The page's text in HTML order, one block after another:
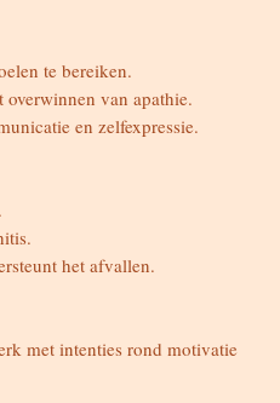
te bereiken.
van apathie.
en zelfexpressie.
het afvallen.
met intenties rond motivatie